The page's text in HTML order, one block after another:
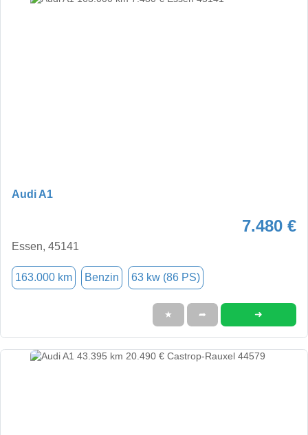
Audi A1
7.480 €
Essen, 45141
163.000 km Benzin 63 kw (86 PS)
★ ➦ ➜